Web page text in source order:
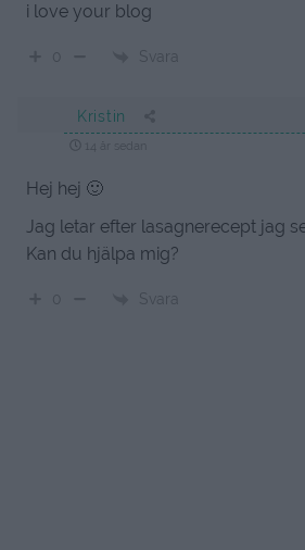
i love your blog
Svara
Kristin
14 år sedan
Hej hej 🙂
Jag letar efter lasagnerecept jag
Kan du hjälpa mig?
Svara